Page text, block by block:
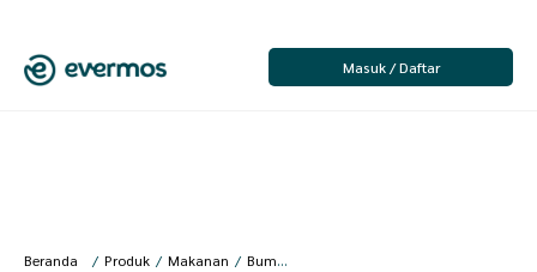
Masuk / Daftar
Beranda / Produk / Makanan / Bumbu Dapur